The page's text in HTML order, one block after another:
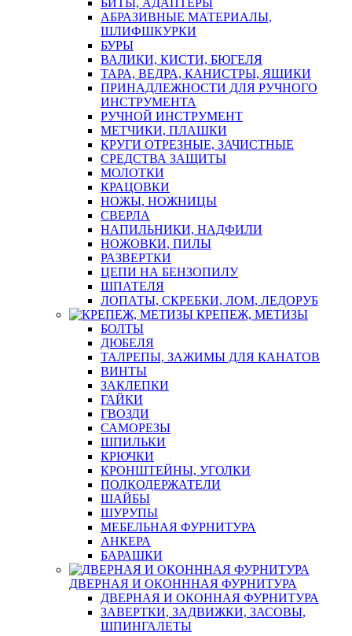
БИТЫ, АДАПТЕРЫ
АБРАЗИВНЫЕ МАТЕРИАЛЫ,
ШЛИФШКУРКИ
БУРЫ
ВАЛИКИ, КИСТИ, БЮГЕЛЯ
ТАРА, ВЕДРА, КАНИСТРЫ, ЯЩИКИ
ПРИНАДЛЕЖНОСТИ ДЛЯ РУЧНОГО
ИНСТРУМЕНТА
РУЧНОЙ ИНСТРУМЕНТ
МЕТЧИКИ, ПЛАШКИ
КРУГИ ОТРЕЗНЫЕ, ЗАЧИСТНЫЕ
СРЕДСТВА ЗАЩИТЫ
МОЛОТКИ
КРАЦОВКИ
НОЖЫ, НОЖНИЦЫ
СВЕРЛА
НАПИЛЬНИКИ, НАДФИЛИ
НОЖОВКИ, ПИЛЫ
РАЗВЕРТКИ
ЦЕПИ НА БЕНЗОПИЛУ
ШПАТЕЛЯ
ЛОПАТЫ, СКРЕБКИ, ЛОМ, ЛЕДОРУБ
КРЕПЕЖ, МЕТИЗЫ
БОЛТЫ
ДЮБЕЛЯ
ТАЛРЕПЫ, ЗАЖИМЫ ДЛЯ КАНАТОВ
ВИНТЫ
ЗАКЛЕПКИ
ГАЙКИ
ГВОЗДИ
САМОРЕЗЫ
ШПИЛЬКИ
КРЮЧКИ
КРОНШТЕЙНЫ, УГОЛКИ
ПОЛКОДЕРЖАТЕЛИ
ШАЙБЫ
ШУРУПЫ
МЕБЕЛЬНАЯ ФУРНИТУРА
АНКЕРА
БАРАШКИ
ДВЕРНАЯ И ОКОНННАЯ ФУРНИТУРА
ДВЕРНАЯ И ОКОННАЯ ФУРНИТУРА
ЗАВЕРТКИ, ЗАДВИЖКИ, ЗАСОВЫ,
ШПИНГАЛЕТЫ